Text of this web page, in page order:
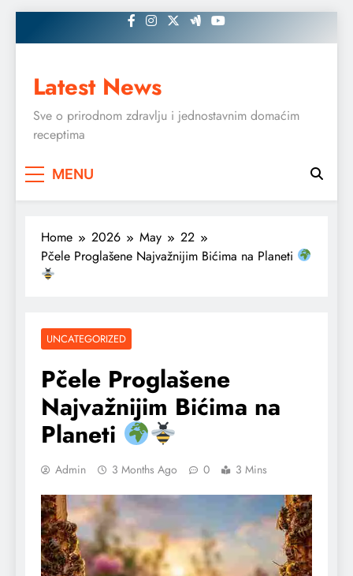
to
Latest News
Sve o prirodnom zdravlju i jednostavnim domaćim
receptima
MENU
Home 2026 May
22
Pčele Proglašene Najvažnijim Bićima na Planeti
UNCATEGORIZED
Pčele Proglašene
Najvažnijim Bićima na
Planeti
Admin 3 Months Ago 0 3 Mins